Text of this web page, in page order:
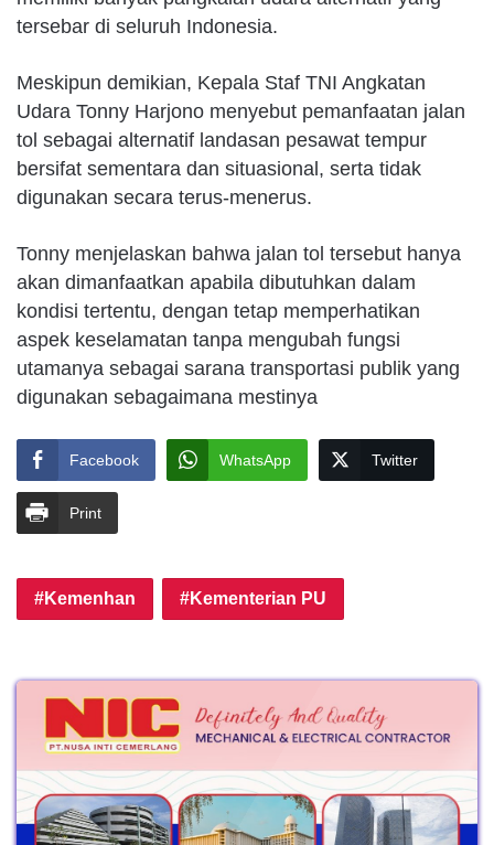
tersebar di seluruh Indonesia.
Meskipun demikian, Kepala Staf TNI Angkatan
Udara Tonny Harjono menyebut pemanfaatan jalan
tol sebagai alternatif landasan pesawat tempur
bersifat sementara dan situasional, serta tidak
digunakan secara terus-menerus.
Tonny menjelaskan bahwa jalan tol tersebut hanya
akan dimanfaatkan apabila dibutuhkan dalam
kondisi tertentu, dengan tetap memperhatikan
aspek keselamatan tanpa mengubah fungsi
utamanya sebagai sarana transportasi publik yang
digunakan sebagaimana mestinya
Facebook WhatsApp Twitter
Print
Kemenhan Kementerian PU